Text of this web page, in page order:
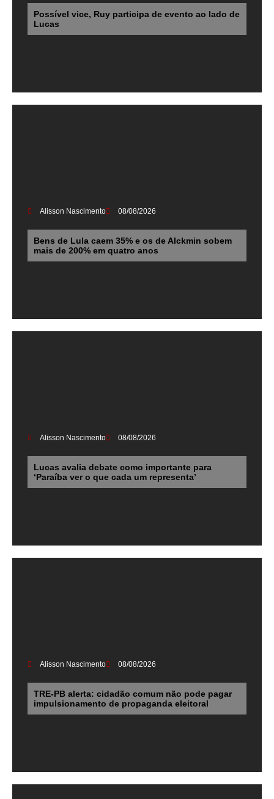
Possível vice, Ruy participa de evento ao lado de
Lucas
Alisson Nascimento 08/08/2026
Bens de Lula caem 35% e os de Alckmin sobem
mais de 200% em quatro anos
Alisson Nascimento 08/08/2026
Lucas avalia debate como importante para
‘Paraíba ver o que cada um representa’
Alisson Nascimento 08/08/2026
TRE-PB alerta: cidadão comum não pode pagar
impulsionamento de propaganda eleitoral